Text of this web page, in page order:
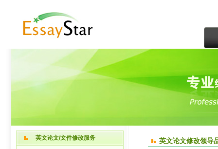
英文论文/文件修改服务 英文论文修改领导